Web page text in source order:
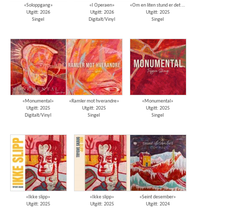
«Soloppgang»
Utgitt: 2026
Singel
«I Operaen»
Utgitt: 2026
Digitalt/Vinyl
«Om en liten stund er det morgen»
Utgitt: 2025
Singel
«Monumental»
Utgitt: 2025
Digitalt/Vinyl
«Ramler mot hverandre»
Utgitt: 2025
Singel
«Monumental»
Utgitt: 2025
Singel
«Ikke slipp»
Utgitt: 2025
«Ikke slipp»
Utgitt: 2025
«Seint desember»
Utgitt: 2024